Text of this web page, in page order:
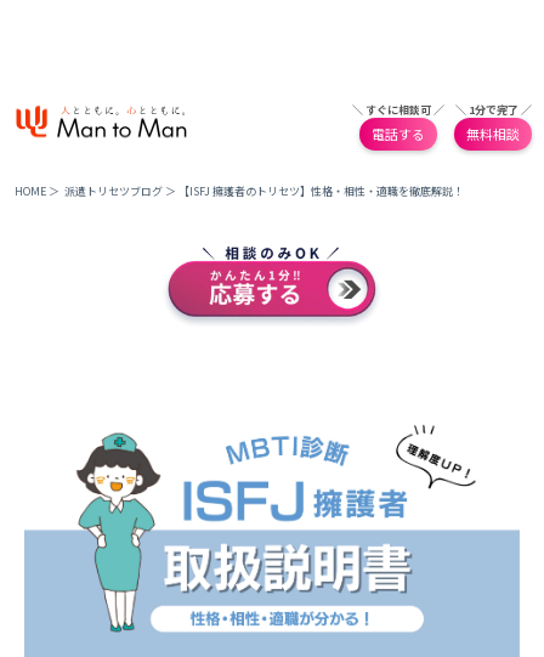
＼ すぐに相談可 ／
電話する
＼ 1分で完了 ／
無料相談
HOME ＞ 派遣トリセツブログ ＞ 【ISFJ 擁護者のトリセツ】性格・相性・適職を徹底解説！